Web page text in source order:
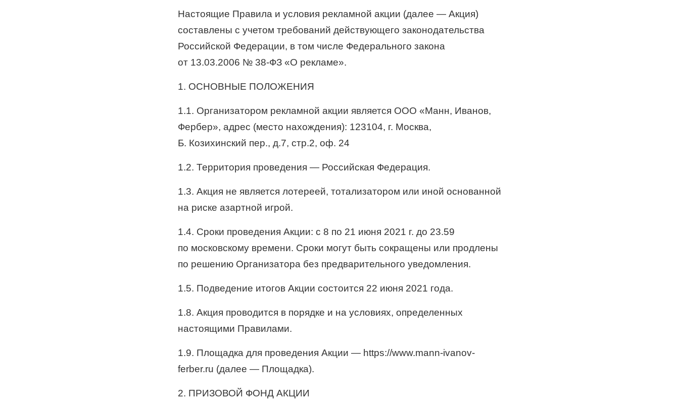
Настоящие Правила и условия рекламной акции (далее — Акция)
составлены с учетом требований действующего законодательства
Российской Федерации, в том числе Федерального закона
от 13.03.2006 № 38-ФЗ «О рекламе».
1. ОСНОВНЫЕ ПОЛОЖЕНИЯ
1.1. Организатором рекламной акции является ООО «Манн, Иванов,
Фербер», адрес (место нахождения): 123104, г. Москва,
Б. Козихинский пер., д.7, стр.2, оф. 24
1.2. Территория проведения — Российская Федерация.
1.3. Акция не является лотереей, тотализатором или иной основанной
на риске азартной игрой.
1.4. Сроки проведения Акции: с 8 по 21 июня 2021 г. до 23.59
по московскому времени. Сроки могут быть сокращены или продлены
по решению Организатора без предварительного уведомления.
1.5. Подведение итогов Акции состоится 22 июня 2021 года.
1.8. Акция проводится в порядке и на условиях, определенных
настоящими Правилами.
1.9. Площадка для проведения Акции — https://www.mann-ivanov-
ferber.ru (далее — Площадка).
2. ПРИЗОВОЙ ФОНД АКЦИИ